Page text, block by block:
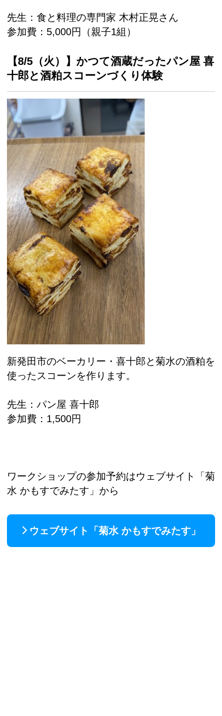
先生：食と料理の専門家 木村正晃さん
参加費：5,000円（親子1組）
【8/5（火）】かつて酒蔵だったパン屋 喜
十郎と酒粕スコーンづくり体験
新発田市のベーカリー・喜十郎と菊水の酒粕を
使ったスコーンを作ります。
先生：パン屋 喜十郎
参加費：1,500円
ワークショップの参加予約はウェブサイト「菊
水 かもすでみたす」から
ウェブサイト「菊水 かもすでみたす」